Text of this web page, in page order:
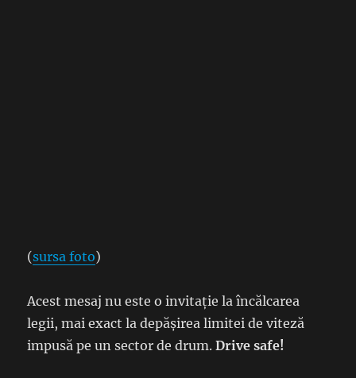
(sursa foto)
Acest mesaj nu este o invitație la încălcarea
legii, mai exact la depășirea limitei de viteză
impusă pe un sector de drum.Drive safe!